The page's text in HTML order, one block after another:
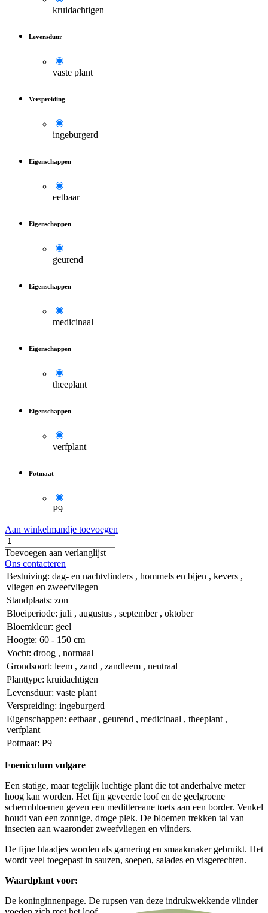
kruidachtigen
Levensduur
vaste plant
Verspreiding
ingeburgerd
Eigenschappen
eetbaar
Eigenschappen
geurend
Eigenschappen
medicinaal
Eigenschappen
theeplant
Eigenschappen
verfplant
Potmaat
P9
Aan winkelmandje toevoegen
Toevoegen aan verlanglijst
Ons contacteren
Bestuiving: dag- en nachtvlinders , hommels en bijen , kevers ,
vliegen en zweefvliegen
Standplaats: zon
Bloeiperiode: juli , augustus , september, oktober
Bloemkleur: geel
Hoogte: 60 - 150 cm
Vocht: droog , normaal
Grondsoort: leem , zand , zandleem , neutraal
Planttype: kruidachtigen
Levensduur: vaste plant
Verspreiding: ingeburgerd
Eigenschappen: eetbaar, geurend , medicinaal , theeplant ,
verfplant
Potmaat: P9
Foeniculum vulgare
Een statige, maar tegelijk luchtige plant die tot anderhalve meter
hoog kan worden. Het fijn geveerde loof en de geelgroene
schermbloemen geven een medittereane toets aan een border. Venkel
houdt van een zonnige, droge plek. De bloemen trekken tal van
insecten aan waaronder zweefvliegen en vlinders.
De fijne blaadjes worden als garnering en smaakmaker gebruikt. Het
wordt veel toegepast in sauzen, soepen, salades en visgerechten.
Waardplant voor:
De koninginnenpage. De rupsen van deze indrukwekkende vlinder